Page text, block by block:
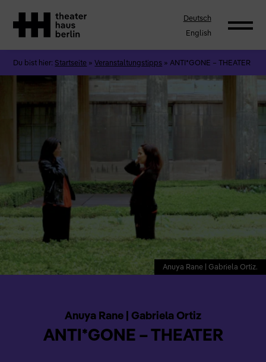
Deutsch
English
Du bist hier: Startseite »Veranstaltungstipps »ANTI*GONE – THEATER
Anuya Rane | Gabriela Ortiz.
Anuya Rane | Gabriela Ortiz
ANTI*GONE – THEATER